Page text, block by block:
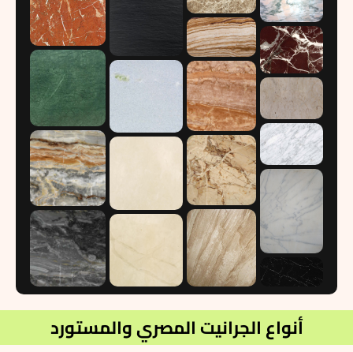
أنواع الجرانيت المصري والمستورد